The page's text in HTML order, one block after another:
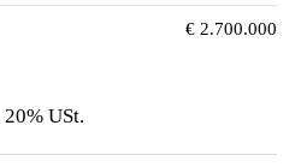
€ 2.700.000
USt.